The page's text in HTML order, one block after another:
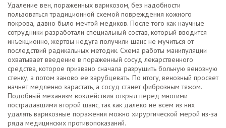
Удаление вен, пораженных варикозом, без надобности
пользоваться традиционной схемой повреждения кожного
покрова, давно было мечтой медиков. После того как научные
сотрудники разработали специальный состав, который вводится
инъекционно, жертвы недуга получили шанс не мучиться от
последствий радикальных методик. Схема работы манипуляции
охватывает введение в пораженный сосуд лекарственного
средства, которое призвано сначала разрушить больную венозную
стенку, а потом заново ее зарубцевать. По итогу, венозный просвет
начнет медленно зарастать, а сосуд станет фиброзным тяжом.
Подобный механизм воздействия открыл перед многими
пострадавшими второй шанс, так как далеко не всем из них
удалять варикозные поражения можно хирургической мерой из-за
ряда медицинских противопоказаний.